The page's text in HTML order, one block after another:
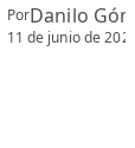
PorDanilo
11 de junio de